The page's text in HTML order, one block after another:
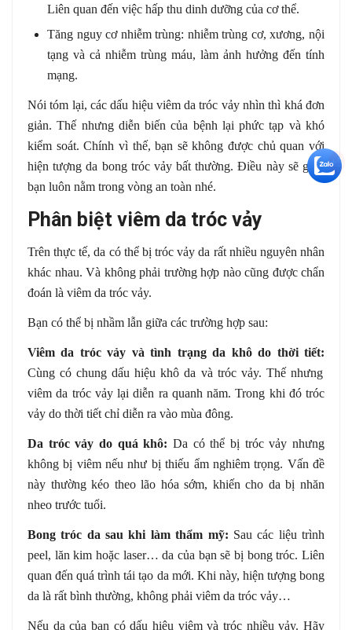
Liên quan đến việc hấp thu dinh dưỡng của cơ thể.
Tăng nguy cơ nhiễm trùng: nhiễm trùng cơ, xương, nội
tạng và cả nhiễm trùng máu, làm ảnh hưởng đến tính
mạng.
Nói tóm lại, các dấu hiệu viêm da tróc vảy nhìn thì khá đơn
giản. Thế nhưng diễn biến của bệnh lại phức tạp và khó
kiểm soát. Chính vì thế, bạn sẽ không được chủ quan với
hiện tượng da bong tróc vảy bất thường. Điều này sẽ giúp
bạn luôn nằm trong vòng an toàn nhé.
Phân biệt viêm da tróc vảy
Trên thực tế, da có thể bị tróc vảy da rất nhiều nguyên nhân
khác nhau. Và không phải trường hợp nào cũng được chẩn
đoán là viêm da tróc vảy.
Bạn có thể bị nhầm lẫn giữa các trường hợp sau:
Viêm da tróc vảy và tình trạng da khô do thời tiết:
Cùng có chung dấu hiệu khô da và tróc vảy. Thế nhưng
viêm da tróc vảy lại diễn ra quanh năm. Trong khi đó tróc
vảy do thời tiết chỉ diễn ra vào mùa đông.
Da tróc vảy do quá khô: Da có thể bị tróc vảy nhưng
không bị viêm nếu như bị thiếu ẩm nghiêm trọng. Vấn đề
này thường kéo theo lão hóa sớm, khiến cho da bị nhăn
nheo trước tuổi.
Bong tróc da sau khi làm thẩm mỹ: Sau các liệu trình
peel, lăn kim hoặc laser… da của bạn sẽ bị bong tróc. Liên
quan đến quá trình tái tạo da mới. Khi này, hiện tượng bong
da là rất bình thường, không phải viêm da tróc vảy…
Nếu da của bạn có dấu hiệu viêm và tróc nhiều vảy. Hãy
+5